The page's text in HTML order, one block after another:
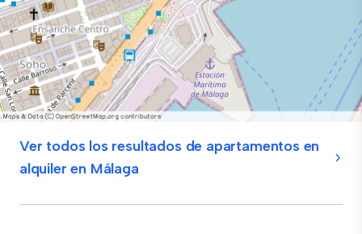
Ver todos los resultados de apartamentos en
alquiler en Málaga